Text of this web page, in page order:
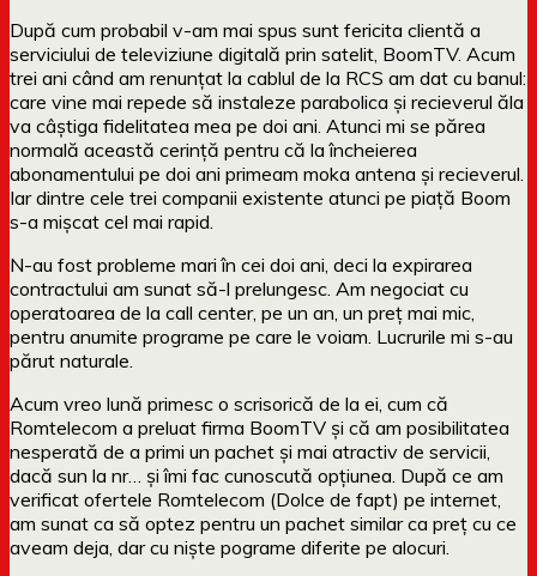
După cum probabil v-am mai spus sunt fericita clientă a
serviciului de televiziune digitală prin satelit, BoomTV. Acum
trei ani când am renunțat la cablul de la RCS am dat cu banul:
care vine mai repede să instaleze parabolica și recieverul ăla
va câștiga fidelitatea mea pe doi ani. Atunci mi se părea
normală această cerință pentru că la încheierea
abonamentului pe doi ani primeam moka antena și recieverul.
Iar dintre cele trei companii existente atunci pe piață Boom
s-a mișcat cel mai rapid.
N-au fost probleme mari în cei doi ani, deci la expirarea
contractului am sunat să-l prelungesc. Am negociat cu
operatoarea de la call center, pe un an, un preț mai mic,
pentru anumite programe pe care le voiam. Lucrurile mi s-au
părut naturale.
Acum vreo lună primesc o scrisorică de la ei, cum că
Romtelecom a preluat firma BoomTV și că am posibilitatea
nesperată de a primi un pachet și mai atractiv de servicii,
dacă sun la nr… și îmi fac cunoscută opțiunea. După ce am
verificat ofertele Romtelecom (Dolce de fapt) pe internet,
am sunat ca să optez pentru un pachet similar ca preț cu ce
aveam deja, dar cu niște pograme diferite pe alocuri.